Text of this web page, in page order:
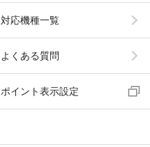
対応機種一覧
よくある質問
ポイント表示設定